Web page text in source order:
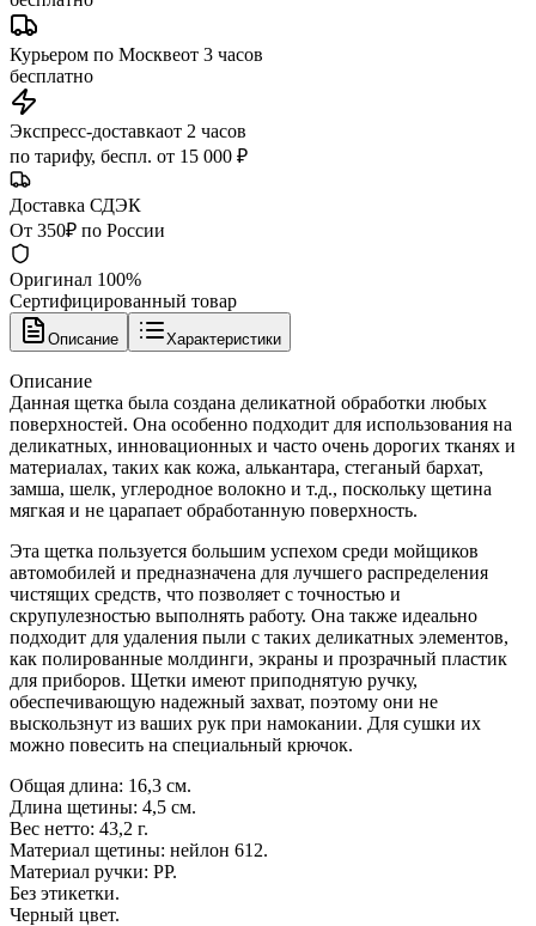
Курьером по Москвеот 3 часов
бесплатно
Экспресс-доставкаот 2 часов
по тарифу, беспл. от 15 000 ₽
Доставка СДЭК
От 350₽ по России
Оригинал 100%
Сертифицированный товар
Описание Характеристики
Описание
Данная щетка была создана деликатной обработки любых
поверхностей. Она особенно подходит для использования на
деликатных, инновационных и часто очень дорогих тканях и
материалах, таких как кожа, алькантара, стеганый бархат,
замша, шелк, углеродное волокно и т.д., поскольку щетина
мягкая и не царапает обработанную поверхность.
Эта щетка пользуется большим успехом среди мойщиков
автомобилей и предназначена для лучшего распределения
чистящих средств, что позволяет с точностью и
скрупулезностью выполнять работу. Она также идеально
подходит для удаления пыли с таких деликатных элементов,
как полированные молдинги, экраны и прозрачный пластик
для приборов. Щетки имеют приподнятую ручку,
обеспечивающую надежный захват, поэтому они не
выскользнут из ваших рук при намокании. Для сушки их
можно повесить на специальный крючок.
Общая длина: 16,3 см.
Длина щетины: 4,5 см.
Вес нетто: 43,2 г.
Материал щетины: нейлон 612.
Материал ручки: PP.
Без этикетки.
Черный цвет.